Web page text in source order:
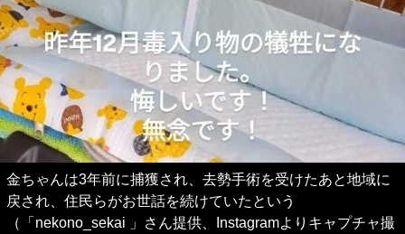
金ちゃんは3年前に捕獲され、去勢手術を受けたあと地域に
戻され、住民らがお世話を続けていたという
（「nekono_sekai 」さん提供、Instagramよりキャプチャ撮